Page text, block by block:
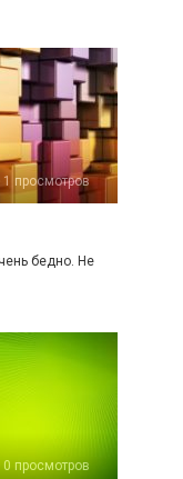
1 просмотров
бедно. Не
0 просмотров